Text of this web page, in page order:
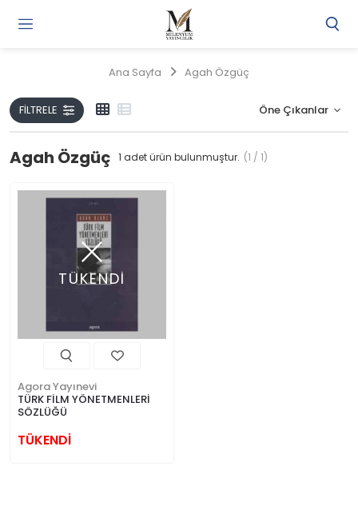
Ana Sayfa Agah Özgüç
FILTRELE
Agah Özgüç 1 adet ürün bulunmuştur. (1 / 1)
TÜKENDİ
Agora Yayınevi
TÜRK FİLM YÖNETMENLERİ
SÖZLÜĞÜ
TÜKENDİ